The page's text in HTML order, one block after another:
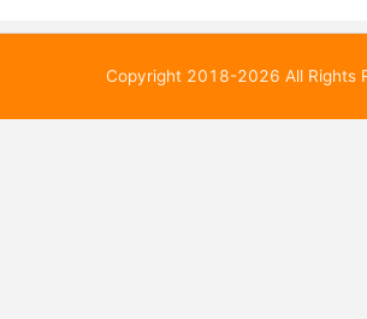
Copyright 2018-2026 All Rights